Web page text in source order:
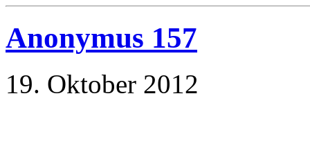
Anonymus 157
19. Oktober 2012